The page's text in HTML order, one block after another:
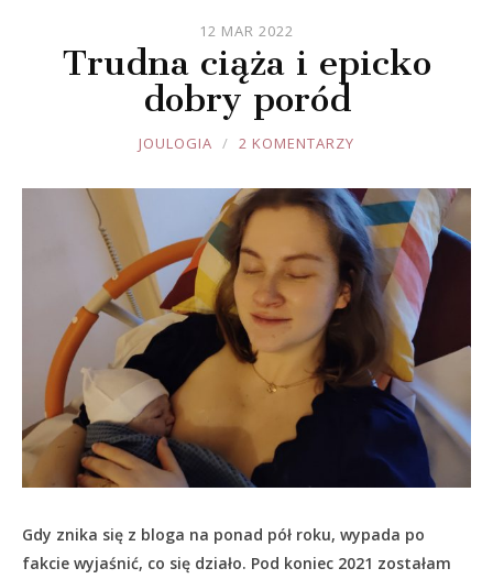
12 MAR 2022
Trudna ciąża i epicko
dobry poród
JOULE
JOULOGIA 2 KOMENTARZY
Gdy znika się z bloga na ponad pół roku, wypada po
fakcie wyjaśnić, co się działo. Pod koniec 2021 zostałam